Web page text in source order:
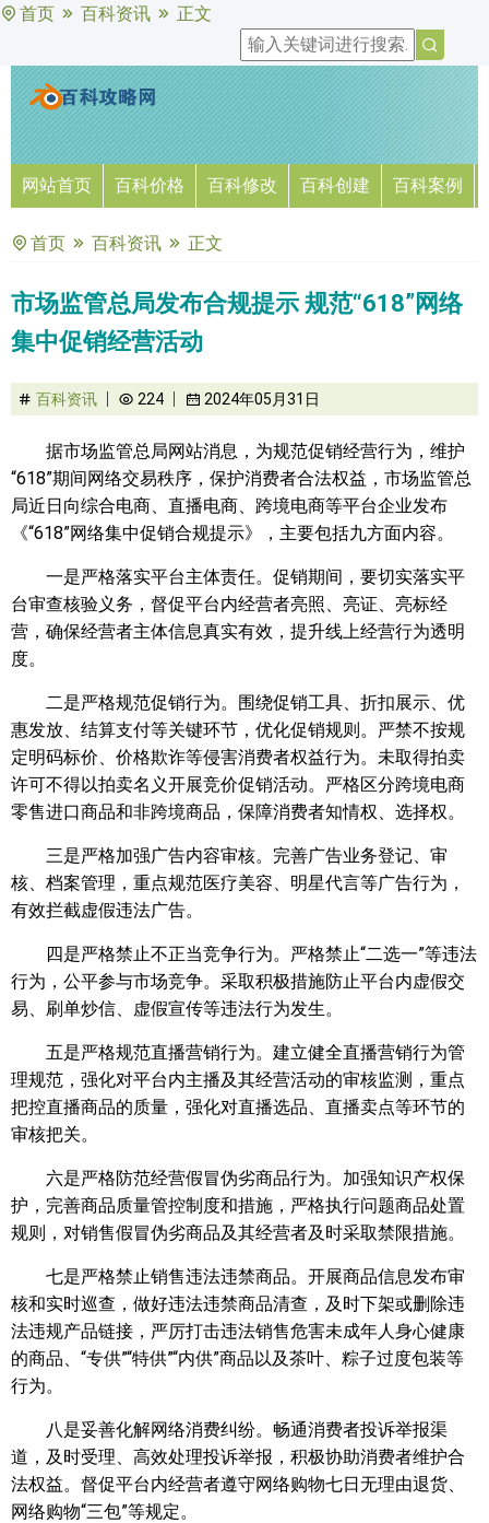
首页 百科资讯 正文
网站首页 百科价格 百科修改 百科创建 百科案例
首页 百科资讯 正文
市场监管总局发布合规提示 规范“618”网络
集中促销经营活动
百科资讯 224 2024年05月31日
据市场监管总局网站消息，为规范促销经营行为，维护
“618”期间网络交易秩序，保护消费者合法权益，市场监管总
局近日向综合电商、直播电商、跨境电商等平台企业发布
《“618”网络集中促销合规提示》，主要包括九方面内容。
一是严格落实平台主体责任。促销期间，要切实落实平
台审查核验义务，督促平台内经营者亮照、亮证、亮标经
营，确保经营者主体信息真实有效，提升线上经营行为透明
度。
二是严格规范促销行为。围绕促销工具、折扣展示、优
惠发放、结算支付等关键环节，优化促销规则。严禁不按规
定明码标价、价格欺诈等侵害消费者权益行为。未取得拍卖
许可不得以拍卖名义开展竞价促销活动。严格区分跨境电商
零售进口商品和非跨境商品，保障消费者知情权、选择权。
三是严格加强广告内容审核。完善广告业务登记、审
核、档案管理，重点规范医疗美容、明星代言等广告行为，
有效拦截虚假违法广告。
四是严格禁止不正当竞争行为。严格禁止“二选一”等违法
行为，公平参与市场竞争。采取积极措施防止平台内虚假交
易、刷单炒信、虚假宣传等违法行为发生。
五是严格规范直播营销行为。建立健全直播营销行为管
理规范，强化对平台内主播及其经营活动的审核监测，重点
把控直播商品的质量，强化对直播选品、直播卖点等环节的
审核把关。
六是严格防范经营假冒伪劣商品行为。加强知识产权保
护，完善商品质量管控制度和措施，严格执行问题商品处置
规则，对销售假冒伪劣商品及其经营者及时采取禁限措施。
七是严格禁止销售违法违禁商品。开展商品信息发布审
核和实时巡查，做好违法违禁商品清查，及时下架或删除违
法违规产品链接，严厉打击违法销售危害未成年人身心健康
的商品、“专供”“特供”“内供”商品以及茶叶、粽子过度包装等
行为。
八是妥善化解网络消费纠纷。畅通消费者投诉举报渠
道，及时受理、高效处理投诉举报，积极协助消费者维护合
法权益。督促平台内经营者遵守网络购物七日无理由退货、
网络购物“三包”等规定。